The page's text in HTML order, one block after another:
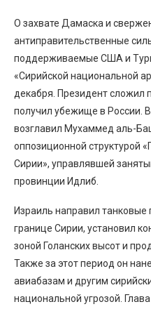
О захвате Дамаска и
антиправительственные
поддерживаемые США и
«Сирийской национальной
декабря. Президент сложил
получил убежище в России.
возглавил Мухаммед аль-
оппозиционной структурой
Сирии», управлявшей
провинции Идлиб.
Израиль направил
границе Сирии, установил
зоной Голанских высот и
Также за этот период он
авиабазам и другим
национальной угрозой.